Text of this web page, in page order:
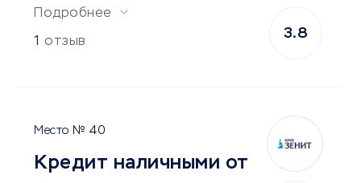
Подробнее
1 отзыв
3.8
40
Кредит наличными от